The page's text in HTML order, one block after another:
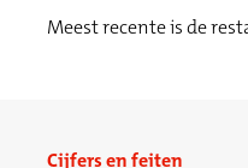
Meest recente is de
Cijfers en feiten